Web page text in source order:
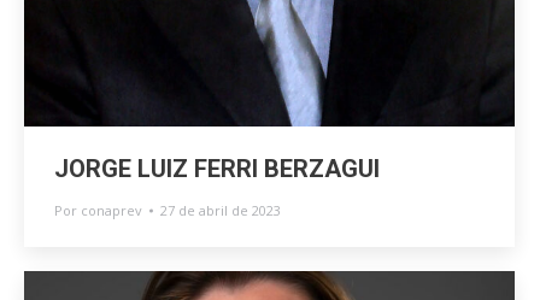
JORGE LUIZ FERRI BERZAGUI
Por conaprev 27 de abril de 2023